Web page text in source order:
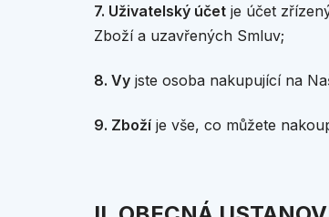
7. Uživatelský účet je účet
Zboží a uzavřených Smluv;
8. Vy jste osoba nakupující na
9. Zboží je vše, co můžete